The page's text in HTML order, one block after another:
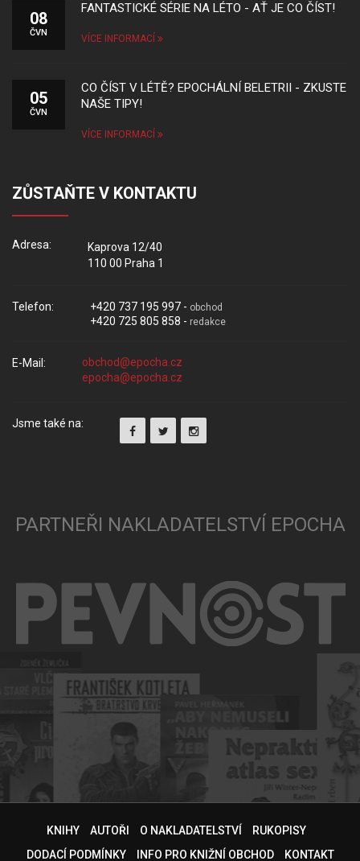
08
ČVN
FANTASTICKÉ SÉRIE NA LÉTO - AŤ JE CO ČÍST!
VÍCE INFORMACÍ
05
ČVN
CO ČÍST V LÉTĚ? EPOCHÁLNÍ BELETRII - ZKUSTE
NAŠE TIPY!
VÍCE INFORMACÍ
ZŮSTAŇTE V KONTAKTU
Adresa:
Kaprova 12/40
110 00 Praha 1
Telefon: +420 737 195 997 - obchod
+420 725 805 858 - redakce
E-Mail:
Jsme také na:
PARTNEŘI NAKLADATELSTVÍ EPOCHA
KNIHY AUTOŘI O NAKLADATELSTVÍ
RUKOPISY
DODACÍ PODMÍNKY
INFO PRO KNIŽNÍ OBCHOD KONTAKT